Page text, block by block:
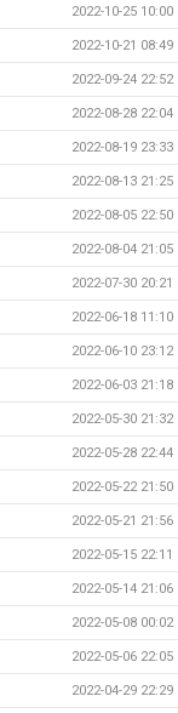
2022-10-25 10:00
2022-10-21 08:49
2022-09-24 22:52
2022-08-28 22:04
2022-08-19 23:33
2022-08-13 21:25
2022-08-05 22:50
2022-08-04 21:05
2022-07-30 20:21
2022-06-18 11:10
2022-06-10 23:12
2022-06-03 21:18
2022-05-30 21:32
2022-05-28 22:44
2022-05-22 21:50
2022-05-21 21:56
2022-05-15 22:11
2022-05-14 21:06
2022-05-08 00:02
2022-05-06 22:05
2022-04-29 22:29